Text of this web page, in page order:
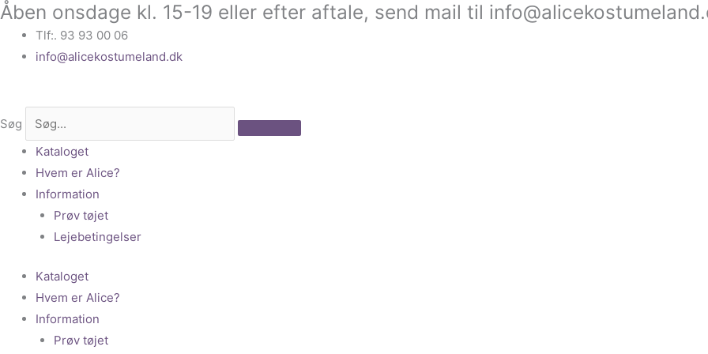
Gå
indholdet
Åben onsdage kl. 15-19 eller efter aftale, send mail til
Tlf:. 93 93 00 06
info@alicekostumeland.dk
Søg
Kataloget
Hvem er Alice?
Information
Prøv tøjet
Lejebetingelser
Kataloget
Hvem er Alice?
Information
Prøv tøjet